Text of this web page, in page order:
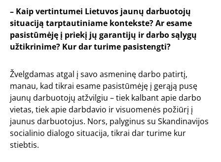
– Kaip vertintumei Lietuvos jaunų darbuotojų
situaciją tarptautiniame kontekste? Ar esame
pasistūmėję į priekį jų garantijų ir darbo sąlygų
užtikrinime? Kur dar turime pasistengti?
Žvelgdamas atgal į savo asmeninę darbo patirtį,
manau, kad tikrai esame pasistūmėję į gerąją pusę
jaunų darbuotojų atžvilgiu – tiek kalbant apie darbo
vietas, tiek apie darbdavio ir visuomenės požiūrį į
jaunus darbuotojus. Nors, palyginus su Skandinavijos
socialinio dialogo situacija, tikrai dar turime kur
stiebtis.